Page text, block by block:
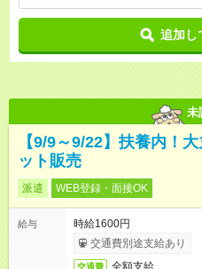
追加し
未
【9/9～9/22】扶養内！
ット販売
派遣 WEB登録・面接OK
給与
時給1600円
交通費別途支給あり
交通費 全額支給